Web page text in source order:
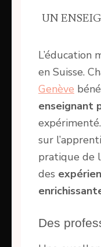
UN
L’éducation
en Suisse.
Genève
enseignant
sur
pratique de
des
Des